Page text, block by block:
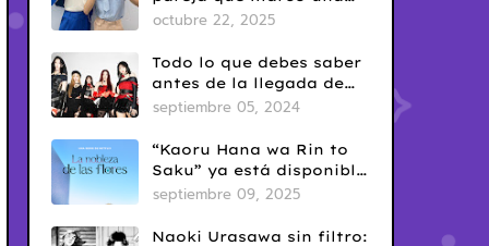
era en el BL tailandés
octubre 22, 2025
Todo lo que debes saber
antes de la llegada de
ARTMS a Latinoamérica
septiembre 05, 2024
“Kaoru Hana wa Rin to
Saku” ya está disponible
en Netflix: romance
clásico
septiembre 09, 2025
Naoki Urasawa sin filtro: